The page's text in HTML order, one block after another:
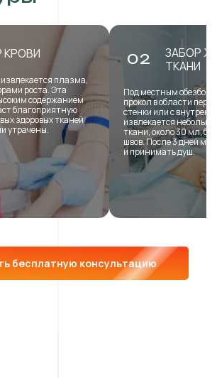
КРОВИ
плазма,
роста. Эта
содержанием
благоприятную
здоровых тканей
утрачены.
02
ЗАБОР
ТКАНИ
Под местным
прокол в области
стенки или с
извлекается
ткани, около 30 мл,
швов. После 3 дней
и принимать душ.
бесплатную консультацию